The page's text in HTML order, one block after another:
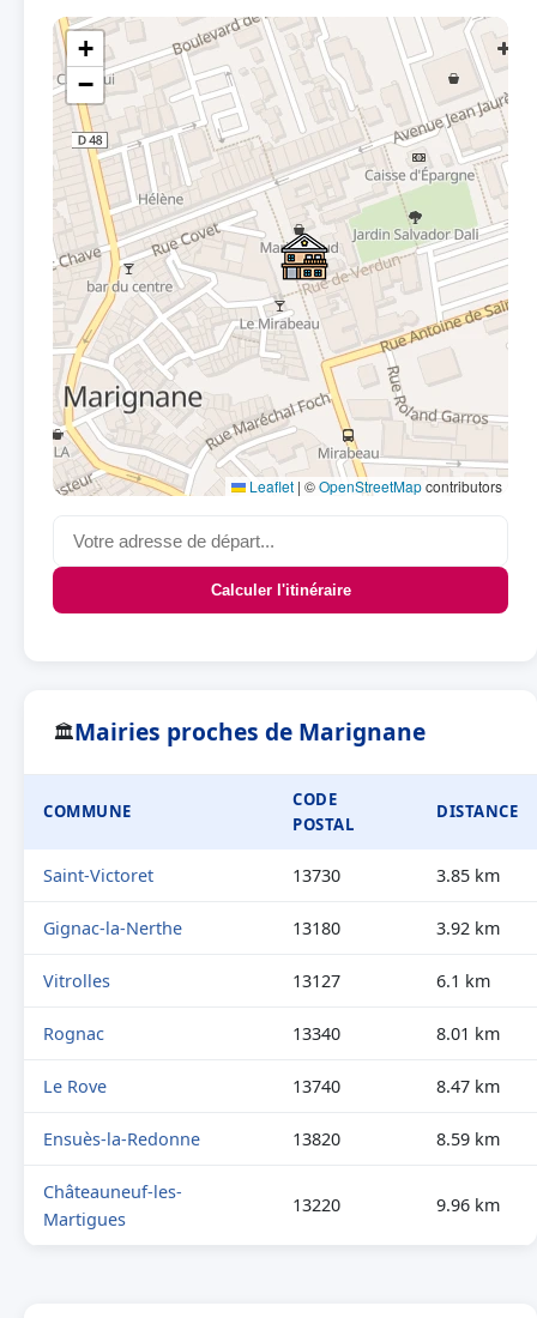
+
−
Leaflet | ©OpenStreetMapcontributors
Calculer l'itinéraire
🏛Mairies proches de Marignane
COMMUNE
CODE
POSTAL
DISTANCE
Saint-Victoret 13730 3.85 km
Gignac-la-Nerthe 13180 3.92 km
Vitrolles 13127 6.1 km
Rognac 13340 8.01 km
Le Rove 13740 8.47 km
Ensuès-la-Redonne 13820 8.59 km
Châteauneuf-les-
Martigues
13220 9.96 km